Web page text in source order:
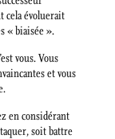
cela évoluerait
« biaisée ».
vous. Vous
et vous
en considérant
soit battre